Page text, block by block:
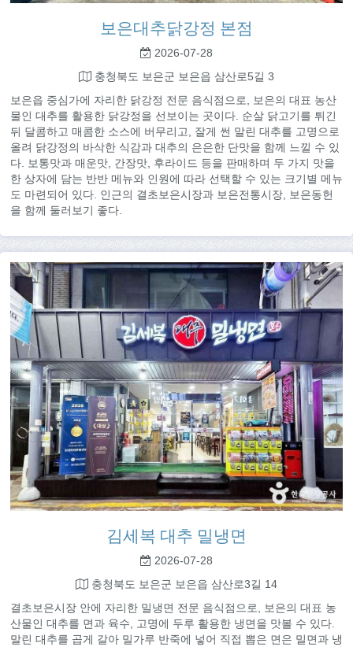
보은대추닭강정 본점
2026-07-28
충청북도 보은군 보은읍 삼산로5길 3
보은읍 중심가에 자리한 닭강정 전문 음식점으로, 보은의 대표 농산
물인 대추를 활용한 닭강정을 선보이는 곳이다. 순살 닭고기를 튀긴
뒤 달콤하고 매콤한 소스에 버무리고, 잘게 썬 말린 대추를 고명으로
올려 닭강정의 바삭한 식감과 대추의 은은한 단맛을 함께 느낄 수 있
다. 보통맛과 매운맛, 간장맛, 후라이드 등을 판매하며 두 가지 맛을
한 상자에 담는 반반 메뉴와 인원에 따라 선택할 수 있는 크기별 메뉴
도 마련되어 있다. 인근의 결초보은시장과 보은전통시장, 보은동헌
을 함께 둘러보기 좋다.
김세복 대추 밀냉면
2026-07-28
충청북도 보은군 보은읍 삼산로3길 14
결초보은시장 안에 자리한 밀냉면 전문 음식점으로, 보은의 대표 농
산물인 대추를 면과 육수, 고명에 두루 활용한 냉면을 맛볼 수 있다.
말린 대추를 곱게 갈아 밀가루 반죽에 넣어 직접 뽑은 면은 밀면과 냉